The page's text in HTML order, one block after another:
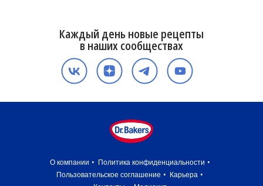
Каждый день новые рецепты
в наших сообществах
О компании
Политика конфиденциальности
Пользовательское соглашение
Карьера